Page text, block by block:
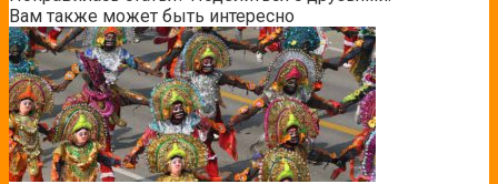
Вам также может быть интересно